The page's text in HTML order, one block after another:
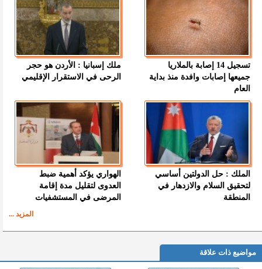
تسجيل 14 إصابة بالملاريا
جميعها إصابات وافدة منذ بداية
العام
ملك إسبانيا : الأردن هو حجر
الرحى في الاستقرار الإقليمي
الملك : حل الدولتين أساسي
لتحقيق السلام والازدهار في
المنطقة
الهواري يؤكد أهمية ضبط
العدوى لتقليل مدة إقامة
المرضى في المستشفيات
المزيد ...
مواضيع ذات علاقة